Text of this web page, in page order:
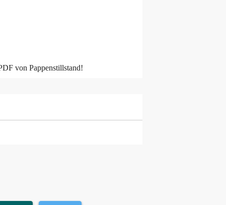
von Pappenstillstand!